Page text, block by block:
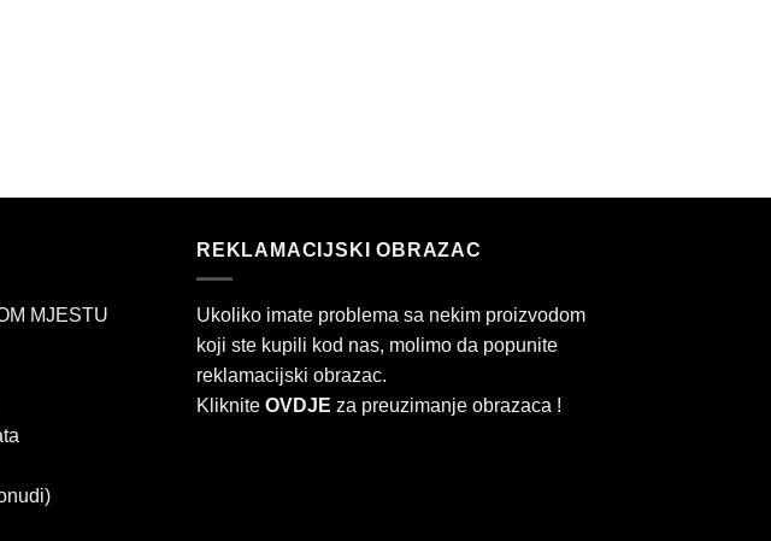
MJESTU
REKLAMACIJSKI OBRAZAC
Ukoliko imate problema sa nekim proizvodom
koji ste kupili kod nas, molimo da popunite
reklamacijski obrazac.
Kliknite OVDJE za preuzimanje obrazaca !